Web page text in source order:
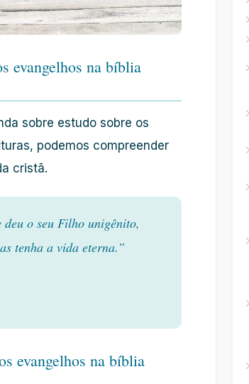
evangelhos na bíblia
sobre estudo sobre os
podemos compreender
cristã.
o seu Filho unigênito,
tenha a vida eterna.”
evangelhos na bíblia